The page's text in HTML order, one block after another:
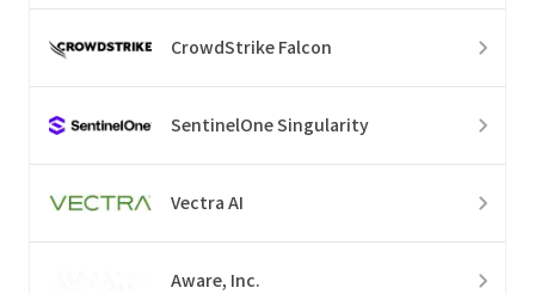
CrowdStrike Falcon
SentinelOne Singularity
Vectra AI
Aware, Inc.